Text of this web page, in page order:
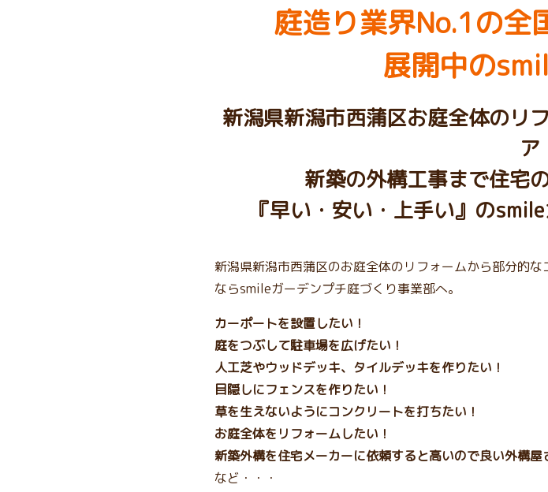
庭造り業界No.1の全
展開中の
新潟県新潟市西蒲区お庭全体のリ
ア
新築の外構工事まで住宅
『早い・安い・上手い』の
新潟県新潟市西蒲区のお庭全体のリフォームから部分的
ならsmileガーデンプチ庭づくり事業部へ。
カーポートを設置したい！
庭をつぶして駐車場を広げたい！
人工芝やウッドデッキ、タイルデッキを作りたい！
目隠しにフェンスを作りたい！
草を生えないようにコンクリートを打ちたい！
お庭全体をリフォームしたい！
新築外構を住宅メーカーに依頼すると高いので良い外構屋
など・・・